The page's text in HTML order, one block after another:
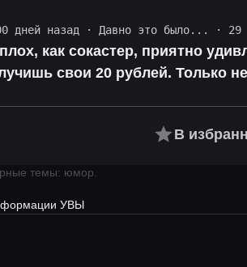
дней назад · Давно это было... · 29
как сокастер, приятно
свои 20 рублей. Только
В
темы: юмор.
УВЫ